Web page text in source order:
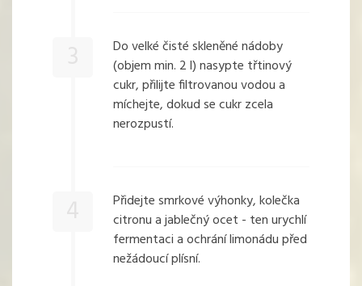
Do velké čisté skleněné nádoby
(objem min. 2 l) nasypte třtinový
cukr, přilijte filtrovanou vodou a
míchejte, dokud se cukr zcela
nerozpustí.
Přidejte smrkové výhonky, kolečka
citronu a jablečný ocet - ten urychlí
fermentaci a ochrání limonádu před
nežádoucí plísní.